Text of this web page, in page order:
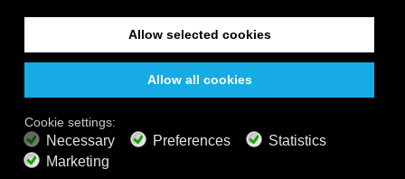
激发你的创造力的集中音乐